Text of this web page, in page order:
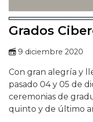
Grados
9 diciembre 2020
Con gran alegría y
pasado 04 y 05 de
ceremonias de
quinto y de último